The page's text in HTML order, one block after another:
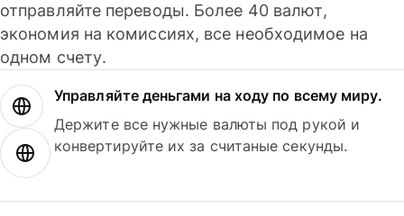
отправляйте переводы. Более 40 валют,
экономия на комиссиях, все необходимое на
одном счету.
Управляйте деньгами на ходу по всему миру.
Держите все нужные валюты под рукой и
конвертируйте их за считаные секунды.